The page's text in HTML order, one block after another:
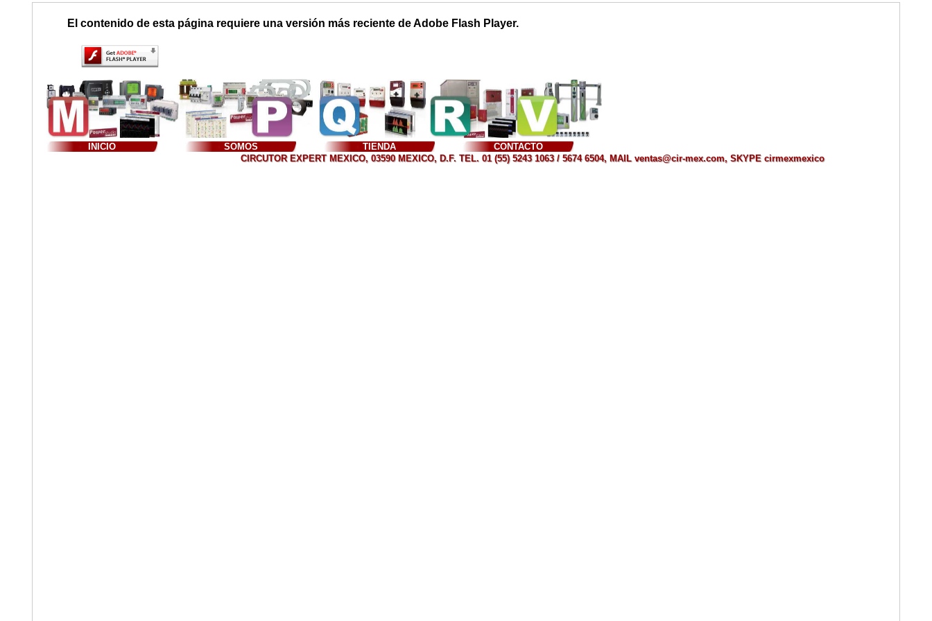
El contenido de esta página requiere una versión más reciente de Adobe Flash Player.
INICIO SOMOS TIENDA
CONTACTO
CIRCUTOR EXPERT MEXICO, 03590 MEXICO, D.F. TEL. 01 (55) 5243 1063 / 5674 6504, MAIL ventas@cir-mex.com, SKYPE cirmexmexico